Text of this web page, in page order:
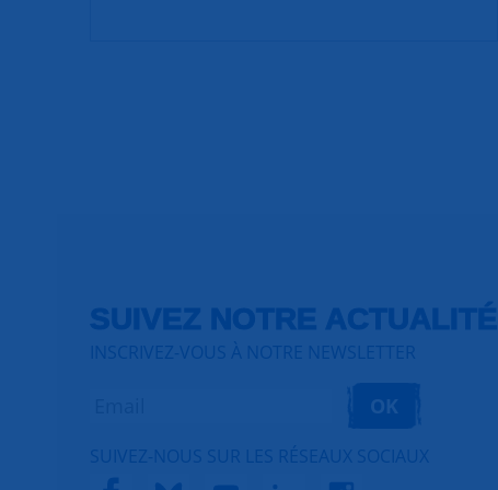
SUIVEZ NOTRE ACTUALITÉ
INSCRIVEZ-VOUS À NOTRE NEWSLETTER
OK
SUIVEZ-NOUS SUR LES RÉSEAUX SOCIAUX